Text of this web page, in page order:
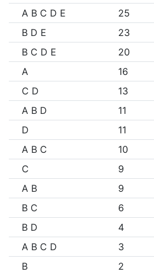
A B C D E
25
B D E
23
B C D E
20
A
16
C D
13
A B D
11
D
11
A B C
10
C
9
A B
9
B C
6
B D
4
A B C D
3
B
2